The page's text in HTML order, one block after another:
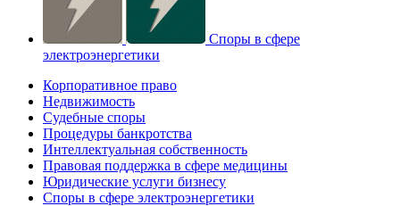
Споры в сфере
электроэнергетики
Корпоративное право
Недвижимость
Судебные споры
Процедуры банкротства
Интеллектуальная собственность
Правовая поддержка в сфере медицины
Юридические услуги бизнесу
Споры в сфере электроэнергетики